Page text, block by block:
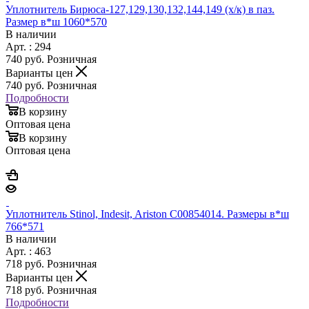
Уплотнитель Бирюса-127,129,130,132,144,149 (х/к) в паз.
Размер в*ш 1060*570
В наличии
Арт. : 294
740 руб. Розничная
Варианты цен
740 руб. Розничная
Подробности
В корзину
Оптовая цена
В корзину
Оптовая цена
Уплотнитель Stinol, Indesit, Ariston C00854014. Размеры в*ш
766*571
В наличии
Арт. : 463
718 руб. Розничная
Варианты цен
718 руб. Розничная
Подробности